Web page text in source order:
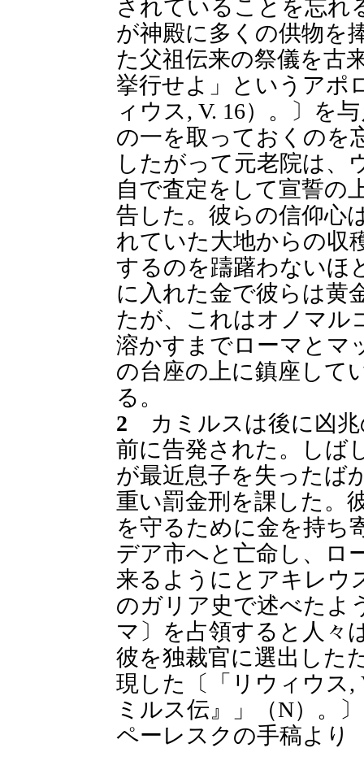
されていることを忘れ
が神殿に多くの供物を
た父祖伝来の祭儀を古
挙行せよ」というアポ
ィウス, V. 16）。〕を
の一を取っておくのを
したがって元老院は、
自で査定をして宣誓の
告した。彼らの信仰心
れていた大地からの収
するのを躊躇わないほ
に入れた金で彼らは黄
たが、これはオノマル
溶かすまでローマとマ
の台座の上に鎮座して
る。
2 カミルスは後に凶兆
前に告発された。しば
が最近息子を失ったば
重い罰金刑を課した。
を守るために金を持ち
デア市へと亡命し、ロ
来るようにとアキレウ
のガリア史で述べたよ
マ〕を占領すると人々
彼を独裁官に選出した
現した〔「リウィウス,
ミルス伝』」（N）。
ペーレスクの手稿より